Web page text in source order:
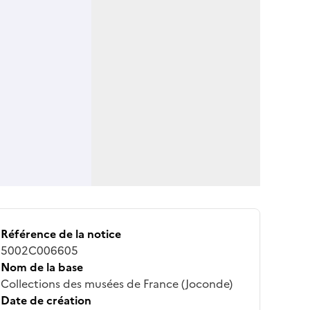
Référence de la notice
5002C006605
Nom de la base
Collections des musées de France (Joconde)
Date de création